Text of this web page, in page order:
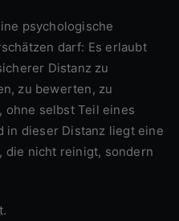
darf: Es erlaubt
Distanz zu
zu bewerten, zu
selbst Teil eines
in dieser Distanz liegt eine
die nicht reinigt, sondern